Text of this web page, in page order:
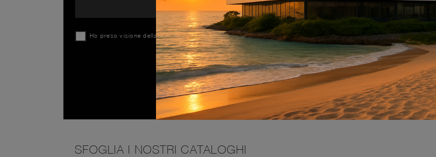
Ho preso visione dellaPrivacy Policy
INVIA
SFOGLIA I NOSTRI CATALOGHI